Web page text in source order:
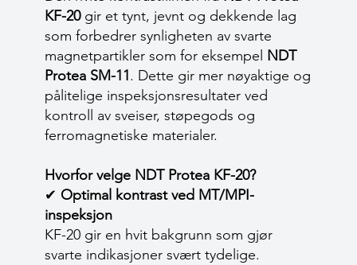
KF-20gir et tynt, jevnt og dekkende lag
som forbedrer synligheten av svarte
magnetpartikler som for eksempel NDT
Protea SM-11. Dette gir mer nøyaktige og
pålitelige inspeksjonsresultater ved
kontroll av sveiser, støpegods og
ferromagnetiske materialer.
Hvorfor velge NDT Protea KF-20?
✔ Optimal kontrast ved MT/MPI-
inspeksjon
KF-20 gir en hvit bakgrunn som gjør
svarte indikasjoner svært tydelige.